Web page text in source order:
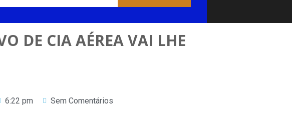
DE CIA AÉREA VAI LHE
6:22 pm Sem Comentários